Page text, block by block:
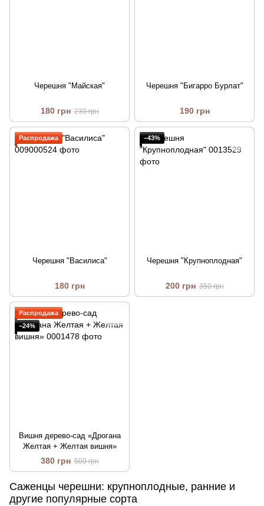
Черешня "Майская"
180 грн 230 грн
Черешня "Бигарро Бурлат"
190 грн
Распродажа
Черешня "Василиса"
180 грн
−43%
Черешня "Крупноплодная"
200 грн 350 грн
Распродажа
−24%
Вишня дерево-сад «Дрогана
Желтая + Желтая вишня»
380 грн 500 грн
Саженцы черешни: крупноплодные, ранние и
другие популярные сорта